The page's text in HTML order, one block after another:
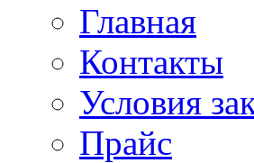
Главная
Контакты
Условия
Прайс